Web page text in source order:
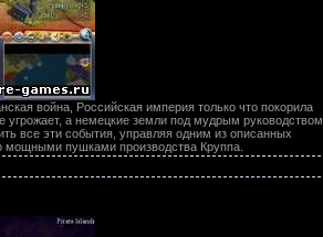
война, Российская империя только что покорила
угрожает, а немецкие земли под мудрым руководством
все эти события, управляя одним из описанных
пушками производства Круппа.